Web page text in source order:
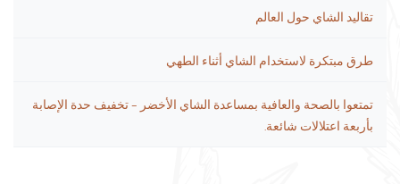
تقاليد الشاي حول العالم
طرق مبتكرة لاستخدام الشاي أثناء الطهي
تمتعوا بالصحة والعافية بمساعدة الشاي الأخضر – تخفيف حدة الإصابة
بأربعة اعتلالات شائعة.